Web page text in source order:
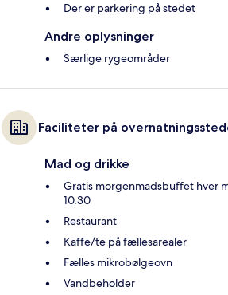
Der er parkering på stedet
Andre oplysninger
Særlige rygeområder
Faciliteter på
Mad og drikke
Gratis morgenmadsbuffet hver
10.30
Restaurant
Kaffe/te på fællesarealer
Fælles mikrobølgeovn
Vandbeholder